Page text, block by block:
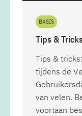
BASIS
Tips &
Tips &
tijdens de
van velen.
voortaan